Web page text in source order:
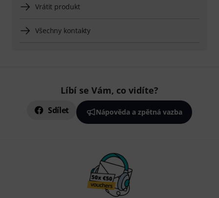
Vrátit produkt
Všechny kontakty
Líbí se Vám, co vidíte?
Sdílet Nápověda a zpětná vazba